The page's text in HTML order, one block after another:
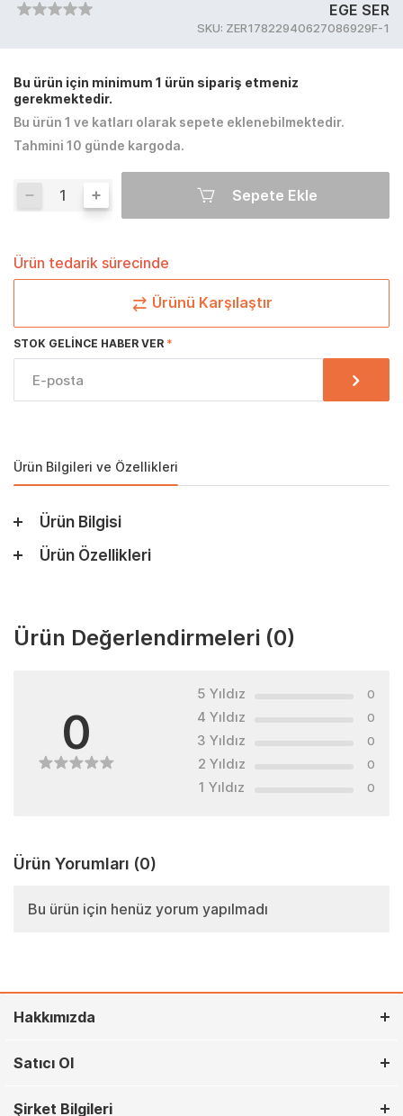
EGE SER
SKU: ZER17822940627086929F-1
Bu ürün için minimum 1 ürün sipariş etmeniz
gerekmektedir.
Bu ürün 1 ve katları olarak sepete eklenebilmektedir.
Tahmini 10 günde kargoda.
Sepete Ekle
Ürün tedarik sürecinde
Ürünü Karşılaştır
STOK GELINCE HABER VER
Ürün Bilgileri ve Özellikleri
Ürün Bilgisi
Ürün Özellikleri
Ürün Değerlendirmeleri (0)
0
5 Yıldız 0
4 Yıldız 0
3 Yıldız 0
2 Yıldız 0
1 Yıldız 0
Ürün Yorumları (0)
Bu ürün için henüz yorum yapılmadı
Hakkımızda
Satıcı Ol
Şirket Bilgileri